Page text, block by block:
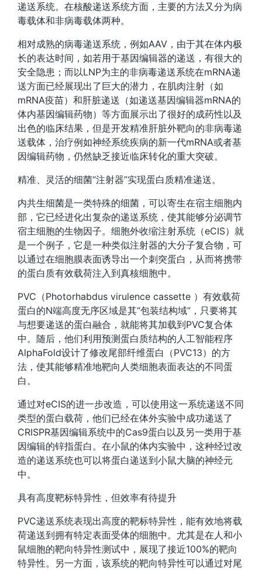
递送系统。在核酸递送系统方面，主要的方法又分为病
毒载体和非病毒载体两种。
相对成熟的病毒递送系统，例如AAV，由于其在体内极
长的表达时间，如若用于基因编辑器的递送，有很大的
安全隐患；而以LNP为主的非病毒递送系统在mRNA递
送方面已经展现出了巨大的潜力，在肌肉注射（如
mRNA疫苗）和肝脏递送（如递送基因编辑器mRNA的
体内基因编辑药物）等方面展示出了很好的成药性以及
出色的临床结果，但是开发精准肝脏外靶向的非病毒递
送载体，治疗例如神经系统疾病的新一代mRNA或者基
因编辑药物，仍然缺乏接近临床转化的重大突破。
精准、灵活的细菌“注射器”实现蛋白质精准递送。
内共生细菌是一类特殊的细菌，可以寄生在宿主细胞内
部，它已经进化出复杂的递送系统，使其能够分泌调节
宿主细胞的生物因子。细胞外收缩注射系统（eCIS）就
是一个例子，它是一种类似注射器的大分子复合物，可
以通过在细胞膜表面诱导出一个刺突蛋白，从而将携带
的蛋白质有效载荷注入到真核细胞中。
PVC（Photorhabdus virulence cassette ）有效载荷
蛋白的N端高度无序区域是其“包装结构域”，只要将其
与想要递送的蛋白融合，就能将其加载到PVC复合体
中。随后，他们利用预测蛋白质结构的人工智能程序
AlphaFold设计了修改尾部纤维蛋白（PVC13）的方
法，使其能够精准地靶向人类细胞表面表达的不同蛋
白。
通过对eCIS的进一步改造，可以使用这一系统递送不同
类型的蛋白载荷，他们已经在体外实验中成功递送了
CRISPR基因编辑系统中的Cas9蛋白以及另一类用于基
因编辑的锌指蛋白。在小鼠的体内实验中，这种经过改
造的递送系统也可以将蛋白递送到小鼠大脑的神经元
中。
具有高度靶标特异性，但效率有待提升
PVC递送系统表现出高度的靶标特异性，能有效地将载
荷递送到拥有特定表面受体的细胞中。尤其是在人和小
鼠细胞的靶向特异性测试中，展现了接近100%的靶向
特异性。另一方面，该系统的靶向特异性可以通过对尾